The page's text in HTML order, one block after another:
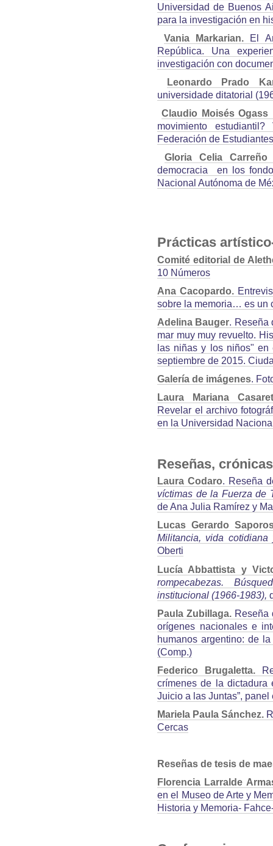
Universidad de Buenos
para la investigación en
Vania Markarian.El
República. Una
investigación con
Leonardo Prado
universidade ditatorial
Claudio Moisés
movimiento
Federación de
Gloria Celia
democracia en los
Nacional Autónoma de
Prácticas
Comité editorial de
10 Números
Ana Cacopardo.
sobre la memoria… es un
Adelina Bauger. Reseña
mar muy muy revuelto.
las niñas y los niños" en
septiembre de 2015.
Galería de imágenes.
Laura Mariana
Revelar el archivo
en la Universidad
Reseñas,
Laura Codaro. Reseña
víctimas de la Fuerza de
de Ana Julia Ramírez y
Lucas Gerardo
Militancia, vida
Oberti
Lucía Abbattista y
rompecabezas.
institucional (1966-1983),
Paula Zubillaga. Reseña
orígenes nacionales e
humanos argentino: de
(Comp.)
Federico Brugaletta.
crímenes de la dictadura
Juicio a las Juntas”,
Mariela Paula Sánchez.
Cercas
Reseñas de tesis de
Florencia Larralde
en el Museo de Arte y
Historia y Memoria-